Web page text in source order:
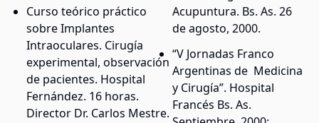
Curso teórico práctico
sobre Implantes
Intraoculares. Cirugía
experimental, observación
de pacientes. Hospital
Fernández. 16 horas.
Director Dr. Carlos Mestre.
Acupuntura. Bs. As. 26
de agosto, 2000.
“V Jornadas Franco
Argentinas de Medicina
y Cirugía”. Hospital
Francés Bs. As.